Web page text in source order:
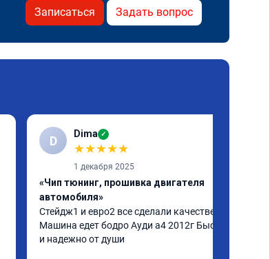
Записаться Задать вопрос
D Dima ✓
★★★★★
1 декабря 2025
«Чип тюнинг, прошивка двигателя
автомобиля»
Стейдж1 и евро2 все сделали качественно.
Машина едет бодро Ауди а4 2012г Быстро
и надежно от души